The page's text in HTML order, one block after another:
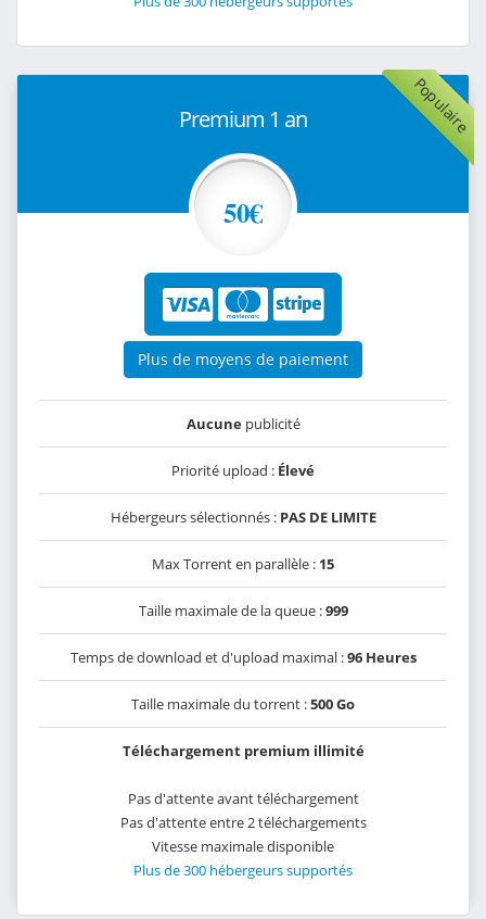
Populaire
Premium 1 an
50€
Plus de moyens de paiement
Aucunepublicité
Priorité upload : Élevé
Hébergeurs sélectionnés : PAS DE LIMITE
Max Torrent en parallèle : 15
Taille maximale de la queue :999
Temps de download et d'upload maximal :96 Heures
Taille maximale du torrent :500 Go
Téléchargement premium illimité
Pas d'attente avant téléchargement
Pas d'attente entre 2 téléchargements
Vitesse maximale disponible
Plus de 300 hébergeurs supportés